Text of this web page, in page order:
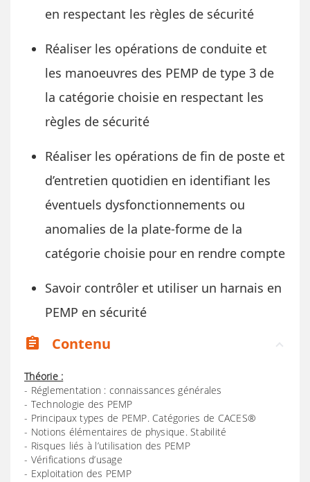
en respectant les règles de sécurité
Réaliser les opérations de conduite et
les manoeuvres des PEMP de type 3 de
la catégorie choisie en respectant les
règles de sécurité
Réaliser les opérations de fin de poste et
d’entretien quotidien en identifiant les
éventuels dysfonctionnements ou
anomalies de la plate-forme de la
catégorie choisie pour en rendre compte
Savoir contrôler et utiliser un harnais en
PEMP en sécurité
assignment
Contenu
Théorie :
- Réglementation : connaissances générales
- Technologie des PEMP
- Principaux types de PEMP. Catégories de CACES®
- Notions élémentaires de physique. Stabilité
- Risques liés à l’utilisation des PEMP
- Vérifications d’usage
- Exploitation des PEMP